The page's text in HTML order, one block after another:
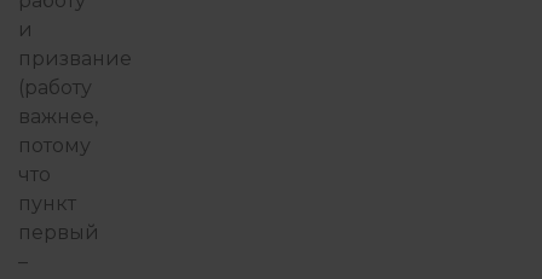
и
призвание
(работу
важнее,
потому
что
пункт
первый
–